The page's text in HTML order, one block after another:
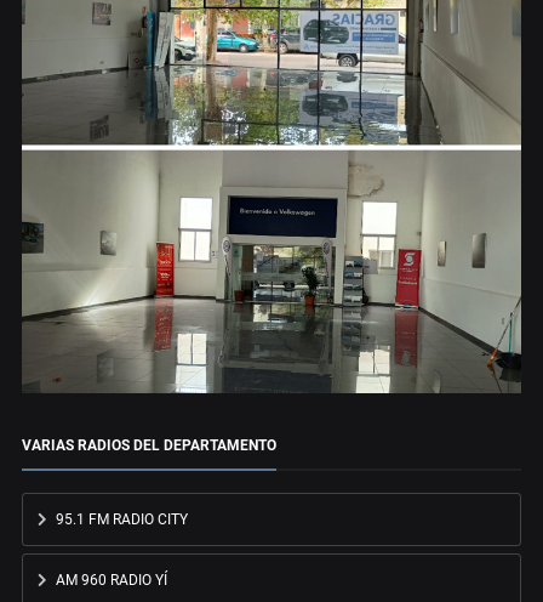
VARIAS RADIOS DEL DEPARTAMENTO
95.1 FM RADIO CITY
AM 960 RADIO YÍ